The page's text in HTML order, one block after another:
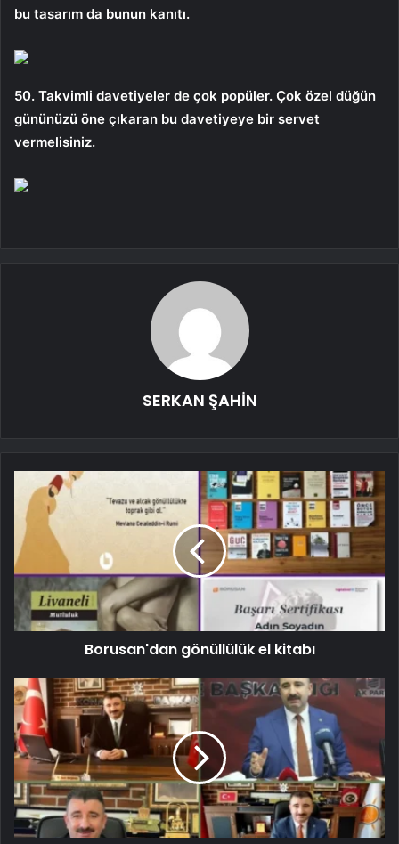
bu tasarım da bunun kanıtı.
50. Takvimli davetiyeler de çok popüler. Çok özel düğün
gününüzü öne çıkaran bu davetiyeye bir servet
vermelisiniz.
SERKAN ŞAHİN
Borusan'dan gönüllülük el kitabı